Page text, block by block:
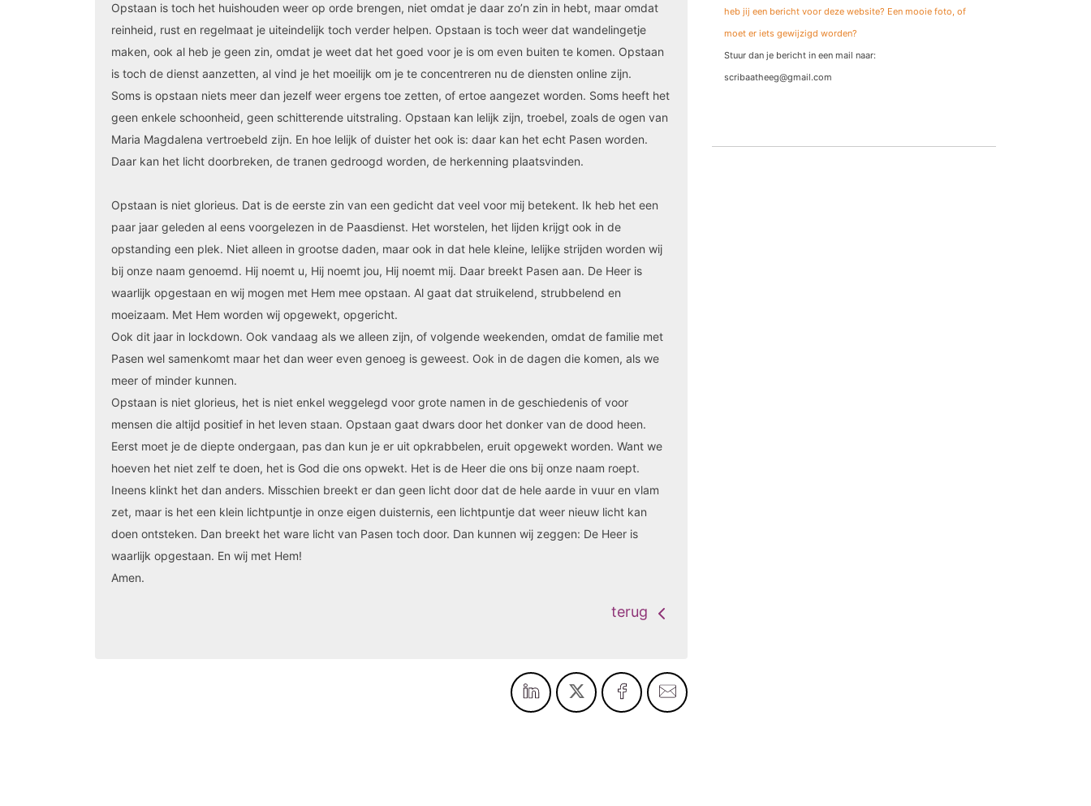
Opstaan is toch het huishouden weer op orde brengen, niet omdat je daar zo’n zin in hebt, maar omdat
reinheid, rust en regelmaat je uiteindelijk toch verder helpen. Opstaan is toch weer dat wandelingetje
maken, ook al heb je geen zin, omdat je weet dat het goed voor je is om even buiten te komen. Opstaan
is toch de dienst aanzetten, al vind je het moeilijk om je te concentreren nu de diensten online zijn.
Soms is opstaan niets meer dan jezelf weer ergens toe zetten, of ertoe aangezet worden. Soms heeft het
geen enkele schoonheid, geen schitterende uitstraling. Opstaan kan lelijk zijn, troebel, zoals de ogen van
Maria Magdalena vertroebeld zijn. En hoe lelijk of duister het ook is: daar kan het echt Pasen worden.
Daar kan het licht doorbreken, de tranen gedroogd worden, de herkenning plaatsvinden.
Opstaan is niet glorieus. Dat is de eerste zin van een gedicht dat veel voor mij betekent. Ik heb het een
paar jaar geleden al eens voorgelezen in de Paasdienst. Het worstelen, het lijden krijgt ook in de
opstanding een plek. Niet alleen in grootse daden, maar ook in dat hele kleine, lelijke strijden worden wij
bij onze naam genoemd. Hij noemt u, Hij noemt jou, Hij noemt mij. Daar breekt Pasen aan. De Heer is
waarlijk opgestaan en wij mogen met Hem mee opstaan. Al gaat dat struikelend, strubbelend en
moeizaam. Met Hem worden wij opgewekt, opgericht.
Ook dit jaar in lockdown. Ook vandaag als we alleen zijn, of volgende weekenden, omdat de familie met
Pasen wel samenkomt maar het dan weer even genoeg is geweest. Ook in de dagen die komen, als we
meer of minder kunnen.
Opstaan is niet glorieus, het is niet enkel weggelegd voor grote namen in de geschiedenis of voor
mensen die altijd positief in het leven staan. Opstaan gaat dwars door het donker van de dood heen.
Eerst moet je de diepte ondergaan, pas dan kun je er uit opkrabbelen, eruit opgewekt worden. Want we
hoeven het niet zelf te doen, het is God die ons opwekt. Het is de Heer die ons bij onze naam roept.
Ineens klinkt het dan anders. Misschien breekt er dan geen licht door dat de hele aarde in vuur en vlam
zet, maar is het een klein lichtpuntje in onze eigen duisternis, een lichtpuntje dat weer nieuw licht kan
doen ontsteken. Dan breekt het ware licht van Pasen toch door. Dan kunnen wij zeggen: De Heer is
waarlijk opgestaan. En wij met Hem!
Amen.
terug
heb jij een bericht voor deze website? Een mooie foto, of
moet er iets gewijzigd worden?
Stuur dan je bericht in een mail naar:
scribaatheeg@gmail.com